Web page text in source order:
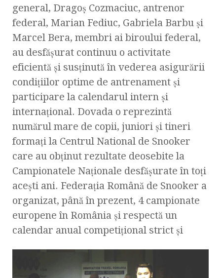
general, Dragoş Cozmaciuc, antrenor
federal, Marian Fediuc, Gabriela Barbu şi
Marcel Bera, membri ai biroului federal,
au desfăşurat continuu o activitate
eficientă şi susţinută în vederea asigurării
condiţiilor optime de antrenament şi
participare la calendarul intern şi
internaţional. Dovada o reprezintă
numărul mare de copii, juniori şi tineri
formaţi la Centrul National de Snooker
care au obţinut rezultate deosebite la
Campionatele Naţionale desfăşurate în toţi
aceşti ani. Federaţia Română de Snooker a
organizat, până în prezent, 4 campionate
europene în România şi respectă un
calendar anual competiţional strict şi